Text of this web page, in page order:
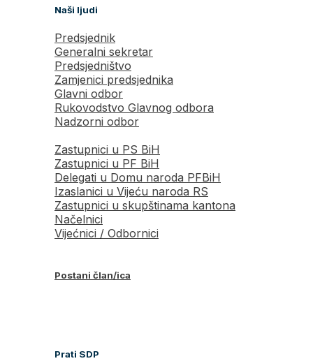
Naši ljudi
Predsjednik
Generalni sekretar
Predsjedništvo
Zamjenici predsjednika
Glavni odbor
Rukovodstvo Glavnog odbora
Nadzorni odbor
Zastupnici u PS BiH
Zastupnici u PF BiH
Delegati u Domu naroda PFBiH
Izaslanici u Vijeću naroda RS
Zastupnici u skupštinama kantona
Načelnici
Vijećnici / Odbornici
Postani član/ica
Prati SDP